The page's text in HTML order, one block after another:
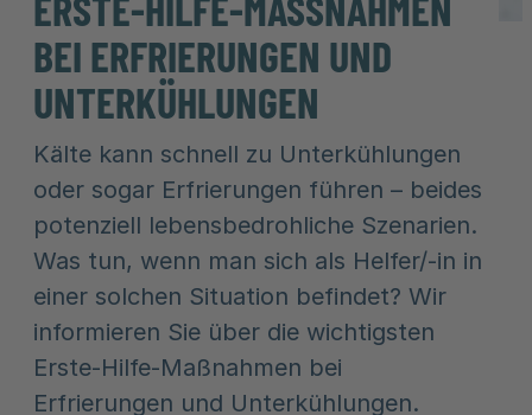
EI ERFRIERUNGEN UND U
NTERKÜHLUNGEN
Kälte kann schnell zu Unterkühlungen
oder sogar Erfrierungen führen – beides
potenziell lebensbedrohliche Szenarien.
Was tun, wenn man sich als Helfer/-in in
einer solchen Situation befindet? Wir
informieren Sie über die wichtigsten
Erste-Hilfe-Maßnahmen bei
Erfrierungen und Unterkühlungen.